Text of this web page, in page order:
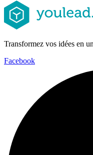
Transformez vos idées en
Facebook